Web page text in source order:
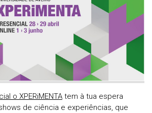
o XPERiMENTA tem à tua espera
de ciência e experiências, que